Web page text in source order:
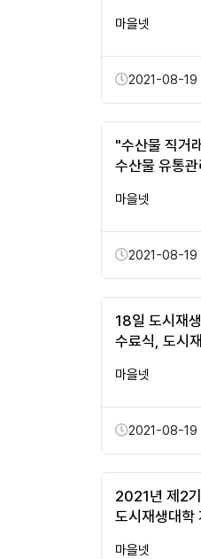
마을넷
2021-08-19
"수산물 직거
수산물 유통
마을넷
2021-08-19
18일 도시재
수료식, 도시
마을넷
2021-08-19
2021년 제2
도시재생대학
마을넷